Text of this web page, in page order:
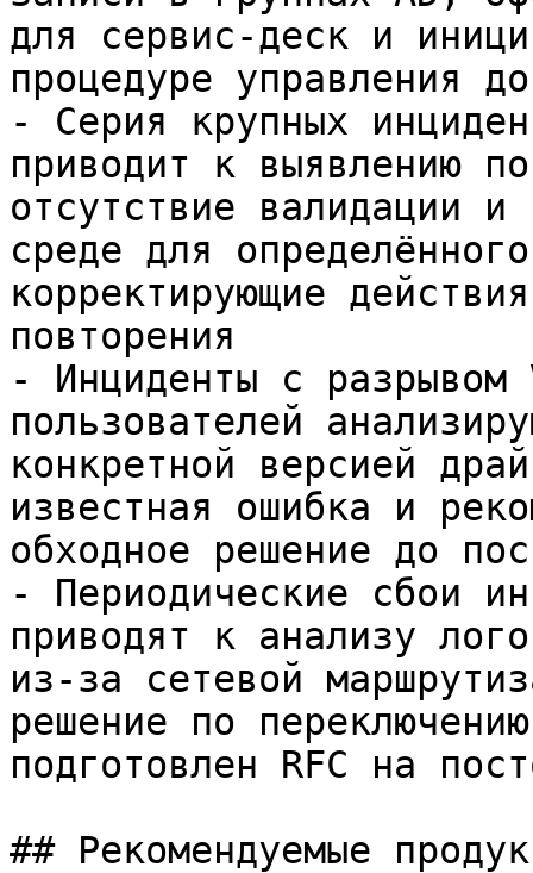
для сервис-деск и
процедуре управления
- Серия крупных
приводит к выявлению
отсутствие валидации и
среде для
корректирующие
повторения
- Инциденты с разрывом
пользователей
конкретной версией
известная ошибка и
обходное решение до
- Периодические сбои
приводят к анализу
из‑за сетевой
решение по
подготовлен RFC на
## Рекомендуемые